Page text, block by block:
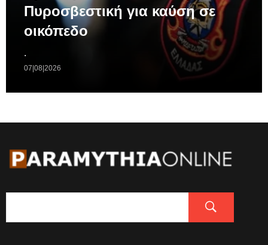
Πυροσβεστική για καύση σε
οικόπεδο
.
07|08|2026